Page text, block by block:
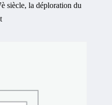
siècle, la déploration du